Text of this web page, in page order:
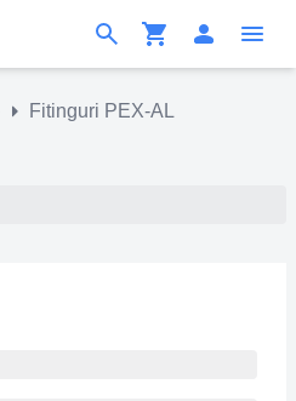
Fitinguri PEX-AL